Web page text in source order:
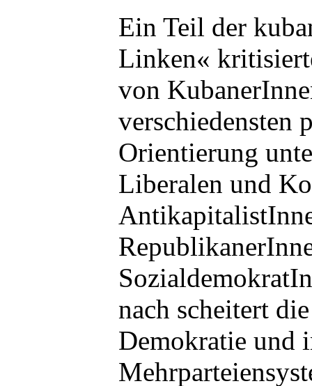
Ein Teil der
Linken«
von
verschiedensten
Orientierung
Liberalen und
nach scheitert
Demokratie und